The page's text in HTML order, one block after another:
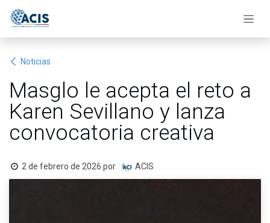
Noticias
Masglo le acepta el reto a
Karen Sevillano y lanza
convocatoria creativa
2 de febrero de 2026 por ACIS